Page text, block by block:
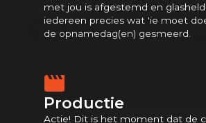
met jou is afgestemd en
iedereen precies wat 'ie moet
de opnamedag(en) gesmeerd.
Productie
Actie! Dit is het moment dat de